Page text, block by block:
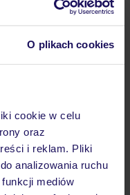
O plikach cookies
cookie w celu
oraz
i reklam. Pliki
analizowania ruchu
mediów
biuro
Polsce
30 lat w